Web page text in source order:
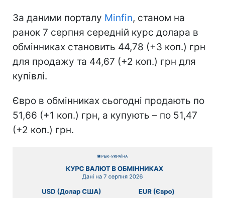
За даними порталу Minfin, станом на
ранок 7 серпня середній курс долара в
обмінниках становить 44,78 (+3 коп.) грн
для продажу та 44,67 (+2 коп.) грн для
купівлі.
Євро в обмінниках сьогодні продають по
51,66 (+1 коп.) грн, а купують – по 51,47
(+2 коп.) грн.